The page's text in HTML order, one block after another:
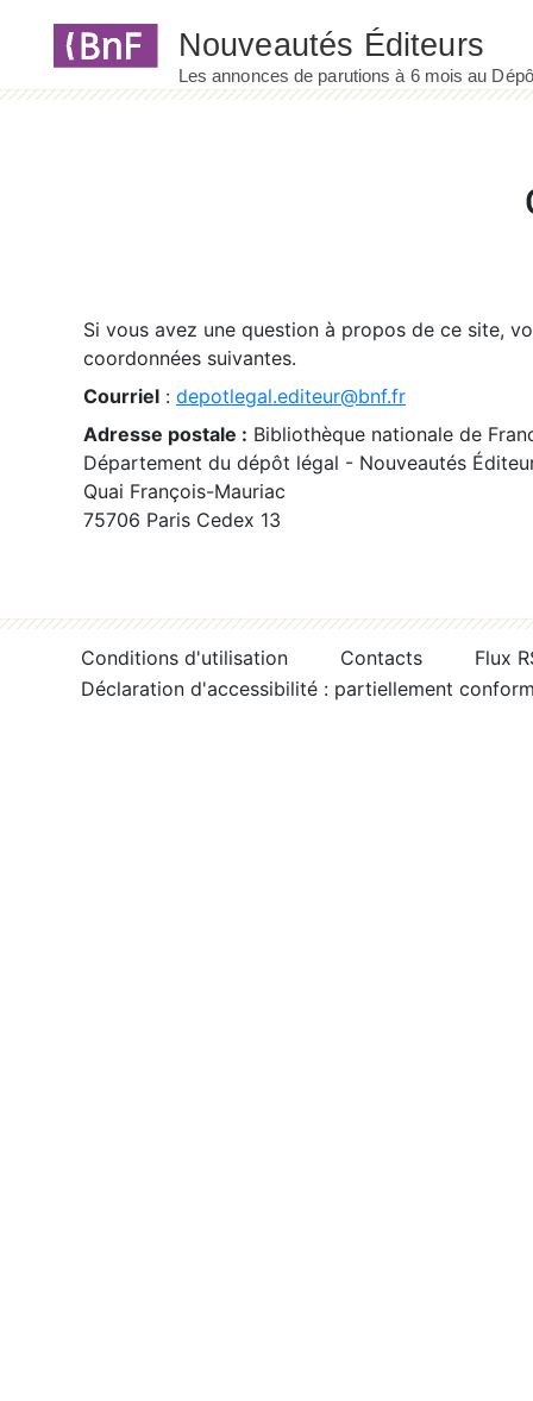
Si vous avez une question à propos de ce site,
coordonnées suivantes.
Courriel : depotlegal.editeur@bnf.fr
Adresse postale : Bibliothèque nationale de
Département du dépôt légal - Nouveautés
Quai François-Mauriac
75706 Paris Cedex 13
Conditions d'utilisation Contacts
Flux
Déclaration d'accessibilité : partiellement